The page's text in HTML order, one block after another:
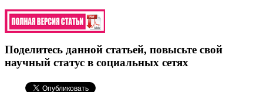
Поделитесь данной статьей, повысьте свой
научный статус в социальных сетях